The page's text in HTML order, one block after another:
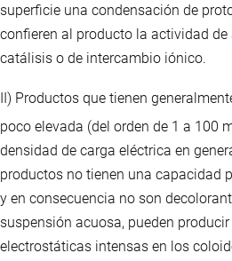
superficie una condensación de
confieren al producto la actividad
catálisis o de intercambio iónico.
II) Productos que tienen
poco elevada (del orden de 1 a 100
densidad de carga eléctrica en
productos no tienen una capacidad
y en consecuencia no son
suspensión acuosa, pueden
electrostáticas intensas en los